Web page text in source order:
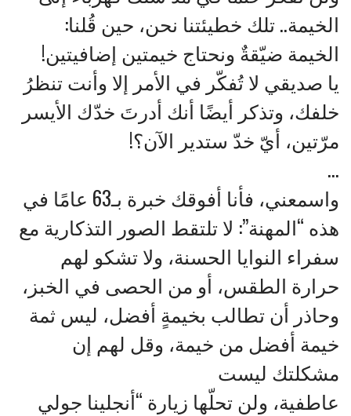
الخيمة.. تلك خطيئتنا نحن، حين قُلنا:
الخيمة ضيّقةٌ ونحتاج خيمتين إضافيتين!
يا صديقي لا تُفكّر في الأمر إلا وأنت تنظرُ
خلفك، وتذكر أيضًا أنك أدرتَ خدّك الأيسر
مرّتين، أيّ خدّ ستدير الآن؟!
…
واسمعني، فأنا أفوقك خبرة بـ63 عامًا في
هذه “المهنة”: لا تلتقط الصور التذكارية مع
سفراء النوايا الحسنة، ولا تشكو لهم
حرارة الطقس، أو من الحصى في الخبز،
وحاذر أن تطالب بخيمةٍ أفضل، ليس ثمة
خيمة أفضل من خيمة، وقل لهم إن
مشكلتك ليست
عاطفية، ولن تحلّها زيارة “أنجلينا جولي